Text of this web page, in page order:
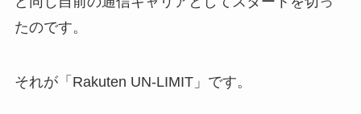
たのです。
それが「Rakuten UN-LIMIT」です。